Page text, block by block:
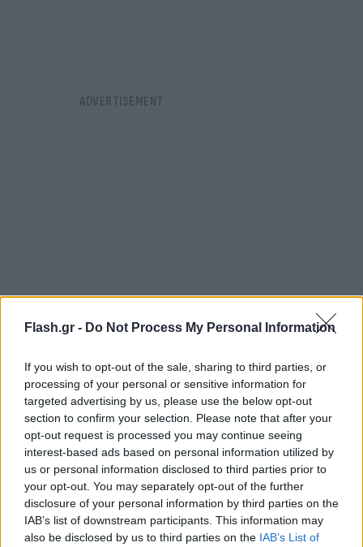
Flash.gr - Do Not Process My Personal Information
If you wish to opt-out of the sale, sharing to third parties, or
processing of your personal or sensitive information for
targeted advertising by us, please use the below opt-out
section to confirm your selection. Please note that after your
opt-out request is processed you may continue seeing
interest-based ads based on personal information utilized by
us or personal information disclosed to third parties prior to
your opt-out. You may separately opt-out of the further
disclosure of your personal information by third parties on the
IAB’s list of downstream participants. This information may
also be disclosed by us to third parties on the IAB’s List of
Η 36χρονη μητέρα, με καταγωγή από τη Σερβία,
συνελήφθη το βράδυ της Κυριακής, 17 Ιουλίου,
όταν έγινε η καταγγελία και οδηγήθηκε στον
εισαγγελέα, κατηγορούμενη για έκθεση ανηλίκων
σε κίνδυνο.